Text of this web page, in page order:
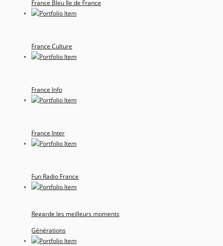
France Bleu Ile de France
France Culture
France Info
France Inter
Fun Radio France
Regarde les meilleurs moments
Générations